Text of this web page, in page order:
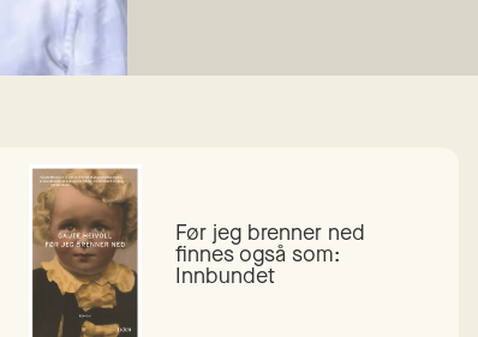
Før jeg brenner ned
finnes også som:
Innbundet